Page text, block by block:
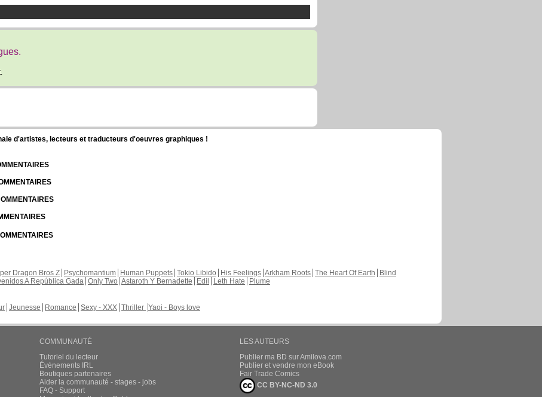
d'artistes, lecteurs et traducteurs d'oeuvres graphiques !
Dragon Bros Z Psychomantium Human Puppets Tokio Libido His Feelings Arkham Roots The Heart Of Earth
Blind
A República Gada Only Two Astaroth Y Bernadette Edil Leth Hate
Plume
Jeunesse Romance Sexy - XXX Thriller Yaoi - Boys love
COMMUNAUTÉ
Tutoriel du lecteur
Évènements IRL
Boutiques partenaires
Aider la communauté - stages - jobs
FAQ - Support
LES AUTEURS
Publier ma BD sur Amilova.com
Publier et vendre mon eBook
Fair Trade Comics
CC BY-NC-ND 3.0